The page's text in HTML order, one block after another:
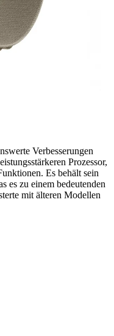
Verbesserungen
Prozessor,
Es behält sein
es zu einem bedeutenden
mit älteren Modellen